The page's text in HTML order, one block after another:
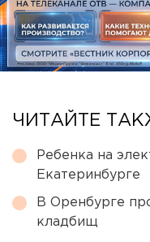
ЧИТАЙТЕ
Ребенка на
Екатеринбурге
В Оренбурге
кладбищ